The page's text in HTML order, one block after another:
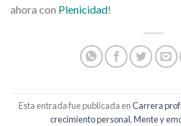
ahora con Plenicidad!
Esta entrada fue publicada enCarrera
crecimiento personal,Mente y